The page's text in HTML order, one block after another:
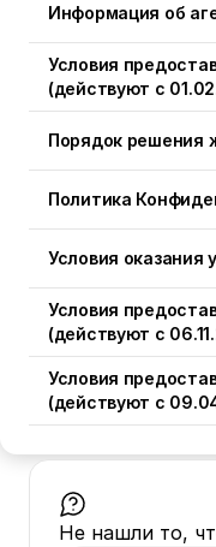
Информация об
Условия
(действуют с
Порядок решения
Политика
Условия оказания
Условия
(действуют с
Условия
(действуют с
Не нашли то,